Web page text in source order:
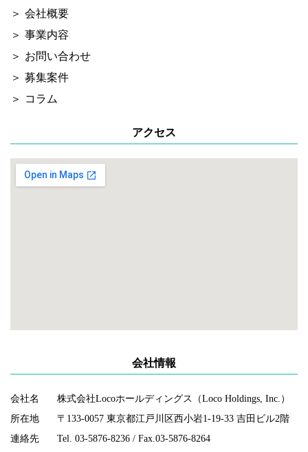
会社概要
事業内容
お問い合わせ
募集案件
コラム
アクセス
会社情報
会社名
株式会社Locoホールディングス（Loco Holdings, Inc.）
所在地
〒133-0057 東京都江戸川区西小岩1-19-33 吉田ビル2階
連絡先
Tel. 03-5876-8236 / Fax.03-5876-8264